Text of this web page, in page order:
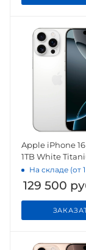
Apple iPhone
1TB White
На складе (от
129 500